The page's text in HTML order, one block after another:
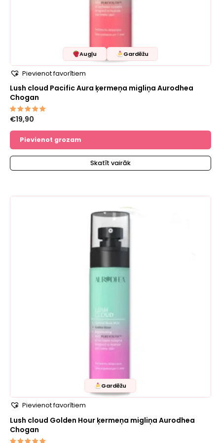
Augļu Gardēžu
Pievienot favorītiem
Lush cloud Pacific Aura ķermeņa migliņa Aurodhea
Chogan
Novērtēts
ar
5.00
€19,90
Pievienot grozam
Skatīt vairāk
Gardēžu
Pievienot favorītiem
Lush cloud Golden Hour ķermeņa migliņa Aurodhea
Chogan